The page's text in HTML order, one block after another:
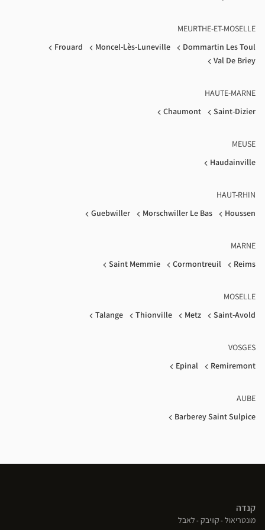
MEURTHE-ET-MOSELLE
Dommartin Les Toul
Moncel-Lès-Luneville
Frouard
Val De Briey
HAUTE-MARNE
Saint-Dizier
Chaumont
MEUSE
Haudainville
HAUT-RHIN
Houssen
Morschwiller Le Bas
Guebwiller
MARNE
Reims
Cormontreuil
Saint Memmie
MOSELLE
Saint-Avold
Metz
Thionville
Talange
VOSGES
Remiremont
Epinal
AUBE
Barberey Saint Sulpice
קנדה
מונטריאול(פתחקוויבק(פתח
לאבל(פתח